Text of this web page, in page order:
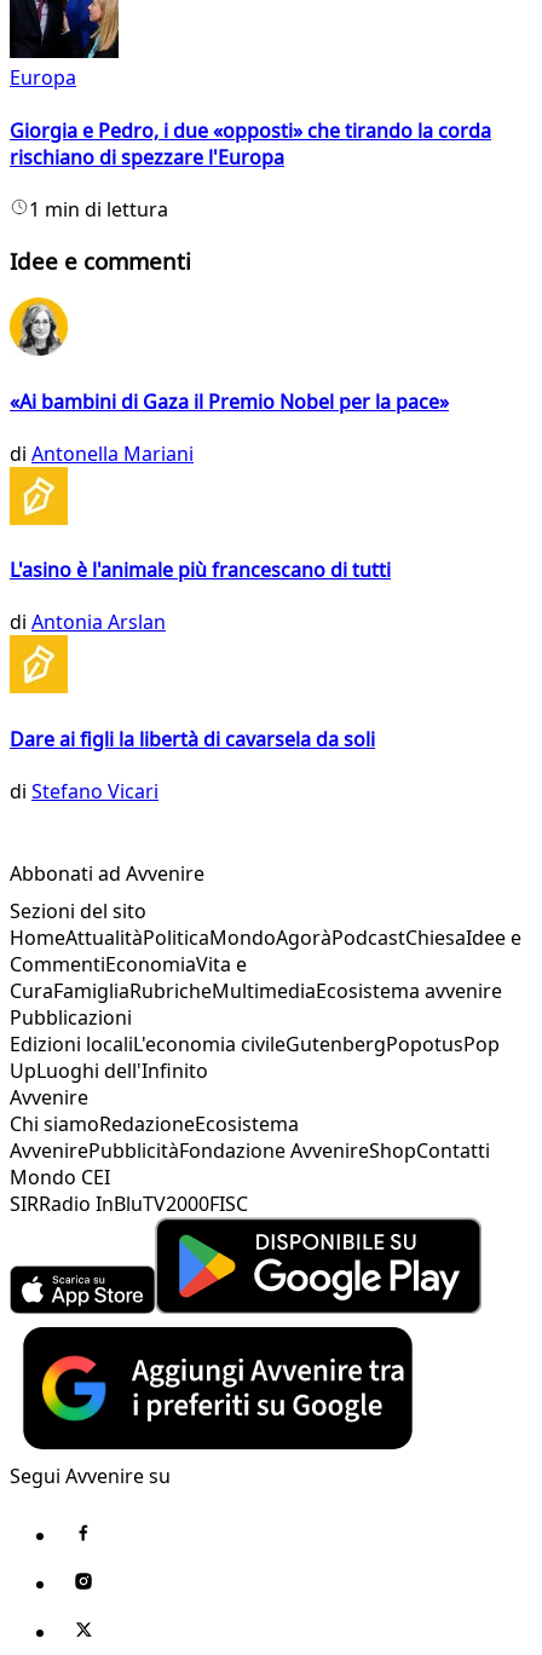
Europa
Giorgia e Pedro, i due «opposti» che tirando la corda
rischiano di spezzare l'Europa
1 min di lettura
Idee e commenti
«Ai bambini di Gaza il Premio Nobel per la pace»
di Antonella Mariani
L'asino è l'animale più francescano di tutti
di Antonia Arslan
Dare ai figli la libertà di cavarsela da soli
di Stefano Vicari
Abbonati ad Avvenire
Sezioni del sito
HomeAttualitàPoliticaMondoAgoràPodcastChiesaIdee e
CommentiEconomiaVita e
CuraFamigliaRubricheMultimediaEcosistema avvenire
Pubblicazioni
Edizioni localiL'economia civileGutenbergPopotusPop
UpLuoghi dell'Infinito
Avvenire
Chi siamoRedazioneEcosistema
AvvenirePubblicitàFondazione AvvenireShopContatti
Mondo CEI
SIRRadio InBluTV2000FISC
Segui Avvenire su